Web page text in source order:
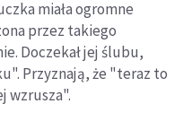
miała ogromne
przez takiego
Doczekał jej ślubu,
Przyznają, że "teraz to
wzrusza".